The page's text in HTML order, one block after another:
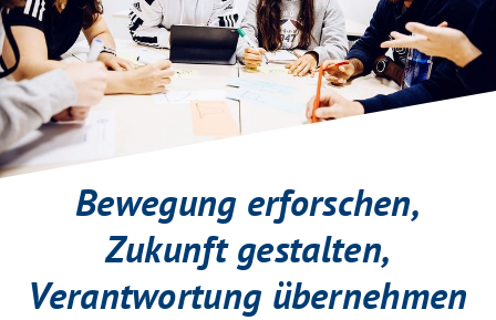
Bewegung erforschen,
Zukunft gestalten,
Verantwortung übernehmen